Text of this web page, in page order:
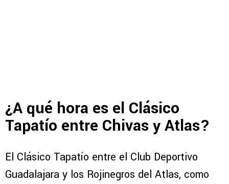
¿A qué hora es el Clásico
Tapatío entre Chivas y Atlas?
El Clásico Tapatío entre el Club Deportivo
Guadalajara y los Rojinegros del Atlas, como